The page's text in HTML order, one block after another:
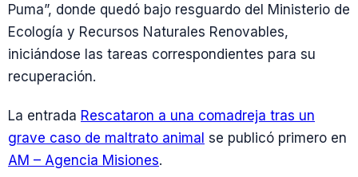
Puma”, donde quedó bajo resguardo del Ministerio de
Ecología y Recursos Naturales Renovables,
iniciándose las tareas correspondientes para su
recuperación.
La entrada Rescataron a una comadreja tras un
grave caso de maltrato animal se publicó primero en
AM – Agencia Misiones.